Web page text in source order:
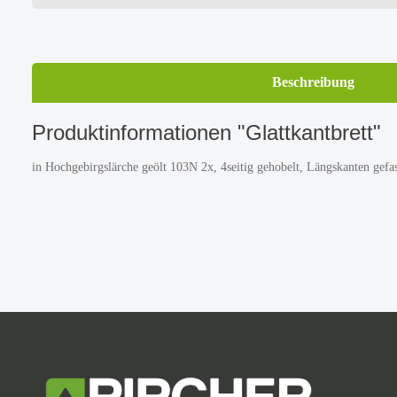
Beschreibung
Produktinformationen "Glattkantbrett"
in Hochgebirgslärche geölt 103N 2x, 4seitig gehobelt, Längskanten